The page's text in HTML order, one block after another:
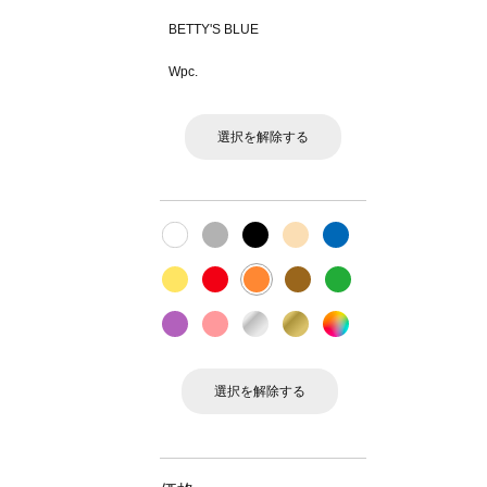
BETTY'S BLUE
Wpc.
選択を解除する
選択を解除する